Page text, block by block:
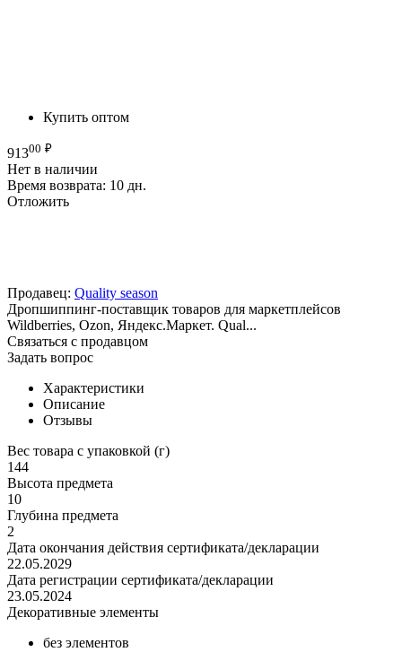
Купить оптом
91300 ₽
Нет в наличии
Время возврата: 10 дн.
Отложить
Продавец: Quality season
Дропшиппинг-поставщик товаров для маркетплейсов
Wildberries, Ozon, Яндекс.Маркет. Qual...
Связаться с продавцом
Задать вопрос
Характеристики
Описание
Отзывы
Вес товара с упаковкой (г)
144
Высота предмета
10
Глубина предмета
2
Дата окончания действия сертификата/декларации
22.05.2029
Дата регистрации сертификата/декларации
23.05.2024
Декоративные элементы
без элементов